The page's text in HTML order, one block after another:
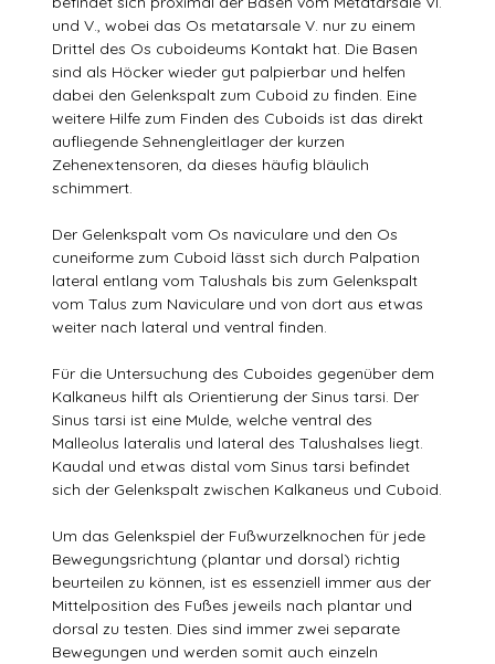
und V., wobei das Os metatarsale V. nur zu einem
Drittel des Os cuboideums Kontakt hat. Die Basen
sind als Höcker wieder gut palpierbar und helfen
dabei den Gelenkspalt zum Cuboid zu finden. Eine
weitere Hilfe zum Finden des Cuboids ist das direkt
aufliegende Sehnengleitlager der kurzen
Zehenextensoren, da dieses häufig bläulich
schimmert.
Der Gelenkspalt vom Os naviculare und den Os
cuneiforme zum Cuboid lässt sich durch Palpation
lateral entlang vom Talushals bis zum Gelenkspalt
vom Talus zum Naviculare und von dort aus etwas
weiter nach lateral und ventral finden.
Für die Untersuchung des Cuboides gegenüber dem
Kalkaneus hilft als Orientierung der Sinus tarsi. Der
Sinus tarsi ist eine Mulde, welche ventral des
Malleolus lateralis und lateral des Talushalses liegt.
Kaudal und etwas distal vom Sinus tarsi befindet
sich der Gelenkspalt zwischen Kalkaneus und Cuboid.
Um das Gelenkspiel der Fußwurzelknochen für jede
Bewegungsrichtung (plantar und dorsal) richtig
beurteilen zu können, ist es essenziell immer aus der
Mittelposition des Fußes jeweils nach plantar und
dorsal zu testen. Dies sind immer zwei separate
Bewegungen und werden somit auch einzeln